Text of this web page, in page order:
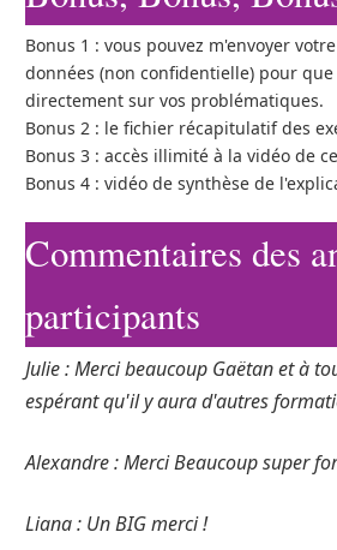
Bonus 1 : vous pouvez m'envoyer
données (non confidentielle) pour
directement sur vos problématiques.
Bonus 2 : le fichier récapitulatif des
Bonus 3 : accès illimité à la vidéo de
Bonus 4 : vidéo de synthèse de
Commentaires des
participants
Julie : Merci beaucoup Gaëtan et à
espérant qu'il y aura d'autres
Alexandre : Merci Beaucoup super
Liana : Un BIG merci !